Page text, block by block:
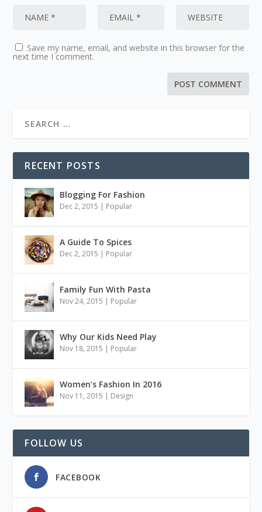
Save my name, email, and website in this browser for the
next time I comment.
RECENT POSTS
Blogging For Fashion
Dec 2, 2015 | Popular
A Guide To Spices
Dec 2, 2015 | Popular
Family Fun With Pasta
Nov 24, 2015 | Popular
Why Our Kids Need Play
Nov 18, 2015 | Popular
Women’s Fashion In 2016
Nov 11, 2015 | Design
FOLLOW US
FACEBOOK